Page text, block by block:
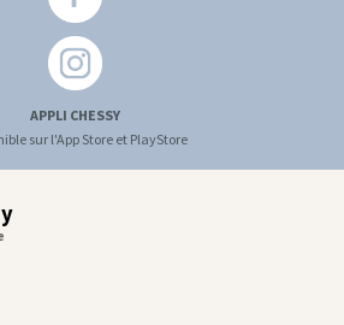
APPLI CHESSY
sur l'App Store et PlayStore